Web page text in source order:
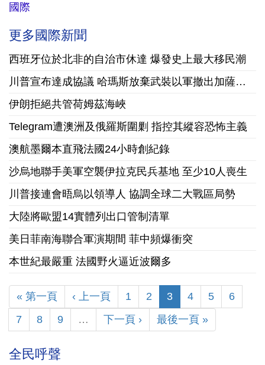
國際
更多國際新聞
西班牙位於北非的自治市休達 爆發史上最大移民潮
川普宣布達成協議 哈瑪斯放棄武裝以軍撤出加薩走廊
伊朗拒絕共管荷姆茲海峽
Telegram遭澳洲及俄羅斯圍剿 指控其縱容恐怖主義
澳航墨爾本直飛法國24小時創紀錄
沙烏地聯手美軍空襲伊拉克民兵基地 至少10人喪生
川普接連會晤烏以領導人 協調全球二大戰區局勢
大陸將歐盟14實體列出口管制清單
美日菲南海聯合軍演期間 菲中頻爆衝突
本世紀最嚴重 法國野火逼近波爾多
« 第一頁 ‹ 上一頁 1 2 3 4 5
6
7
8 9 … 下一頁 › 最後一頁 »
全民呼聲